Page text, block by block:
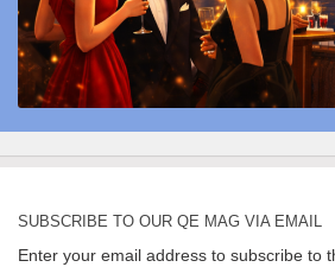
SUBSCRIBE TO OUR QE MAG VIA EMAIL
Enter your email address to subscribe to